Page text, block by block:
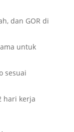
dan GOR di
untuk
sesuai
hari kerja